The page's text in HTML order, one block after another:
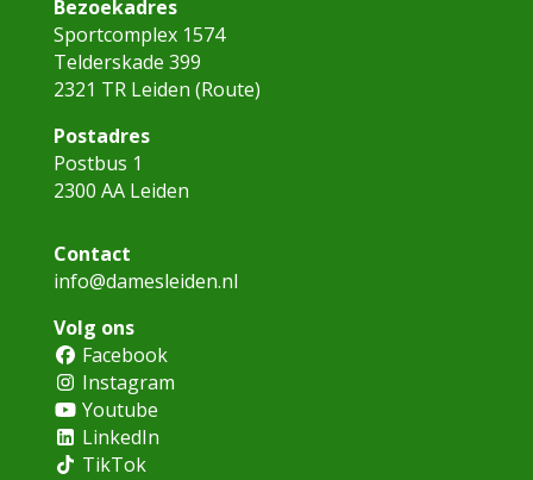
Bezoekadres
Sportcomplex 1574
Telderskade 399
2321 TR Leiden (Route)
Postadres
Postbus 1
2300 AA Leiden
Contact
info@damesleiden.nl
Volg ons
Facebook
Instagram
Youtube
LinkedIn
TikTok